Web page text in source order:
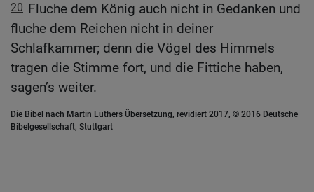
20 Fluche dem König auch nicht in Gedanken und
fluche dem Reichen nicht in deiner
Schlafkammer; denn die Vögel des Himmels
tragen die Stimme fort, und die Fittiche haben,
sagen’s weiter.
Die Bibel nach Martin Luthers Übersetzung, revidiert 2017, © 2016 Deutsche
Bibelgesellschaft, Stuttgart